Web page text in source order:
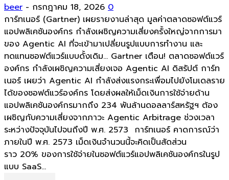
beer - กรกฎาคม 18, 2026 0
การ์ทเนอร์ (Gartner) เผยรายงานล่าสุด มูลค่าตลาดซอฟต์แวร์
แอปพลิเคชันองค์กร กำลังเผชิญความเสี่ยงครั้งใหญ่จากการมา
ของ Agentic AI ที่จะเข้ามาเปลี่ยนรูปแบบการทำงาน และ
ทดแทนซอฟต์แวร์แบบดั้งเดิม... Gartner เตือน! ตลาดซอฟต์แวร์
องค์กร กำลังเผชิญความเสี่ยงเจอ Agentic AI ดิสรัปต์ การ์ท
เนอร์ เผยว่า Agentic AI กำลังส่งแรงกระเพื่อมไปยังโมเดลราย
ได้ของซอฟต์แวร์องค์กร โดยส่งผลให้เม็ดเงินการใช้จ่ายด้าน
แอปพลิเคชันองค์กรมากถึง 234 พันล้านดอลลาร์สหรัฐฯ ต้อง
เผชิญกับความเสี่ยงจากภาวะ Agentic Arbitrage ช่วงเวลา
ระหว่างปัจจุบันไปจนถึงปี พ.ศ. 2573 การ์ทเนอร์ คาดการณ์ว่า
ภายในปี พ.ศ. 2573 เม็ดเงินจำนวนนี้จะคิดเป็นสัดส่วน
ราว 20% ของการใช้จ่ายในซอฟต์แวร์แอปพลิเคชันองค์กรในรูป
แบบ SaaS...